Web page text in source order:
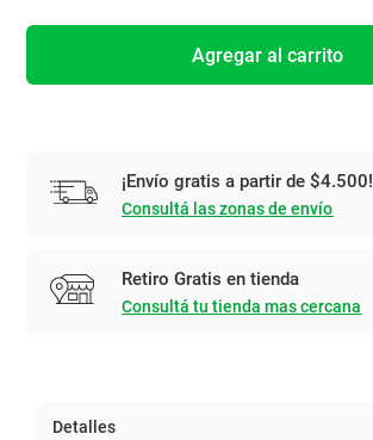
Agregar al carrito
¡Envío gratis a partir de $4.500!
Consultá las zonas de envío
Retiro Gratis en tienda
Consultá tu tienda mas cercana
Detalles